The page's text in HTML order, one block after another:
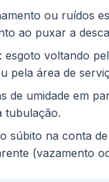
ou ruídos
ao puxar a
esgoto voltando
pela área de
de umidade em
tubulação.
súbito na conta
(vazamento